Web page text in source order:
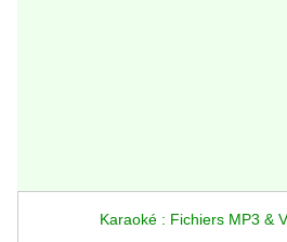
Karaoké : Fichiers MP3 &